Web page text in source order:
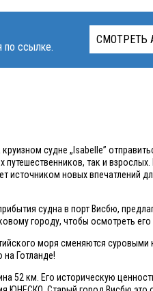
СМОТРЕТЬ
по ссылке.
судне „Isabelle”
так и
источником новых впечатлений
судна в порт Висбю,
городу, чтобы осмотреть
моря сменяются
Готланде!
52 км. Его историческую